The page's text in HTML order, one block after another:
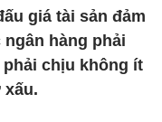
giá tài sản đảm
hàng phải
chịu không ít